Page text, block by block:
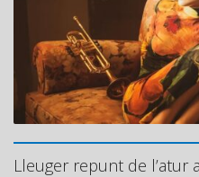
Lleuger repunt de l’atur